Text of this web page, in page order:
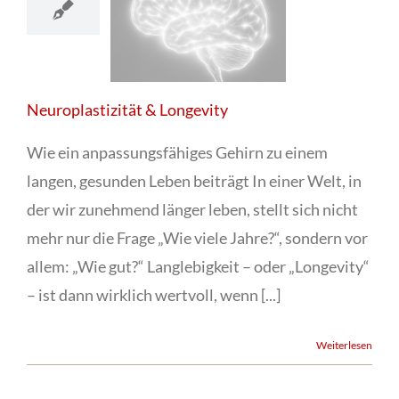
& Longevity
Neuroplastizität & Longevity
Wie ein anpassungsfähiges Gehirn zu einem
langen, gesunden Leben beiträgt In einer Welt, in
der wir zunehmend länger leben, stellt sich nicht
mehr nur die Frage „Wie viele Jahre?“, sondern vor
allem: „Wie gut?“ Langlebigkeit – oder „Longevity“
– ist dann wirklich wertvoll, wenn [...]
Weiterlesen